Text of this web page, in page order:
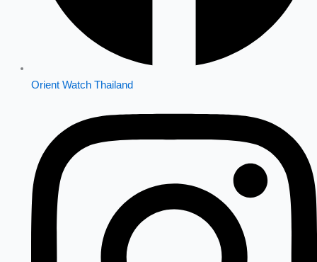
Orient Watch Thailand